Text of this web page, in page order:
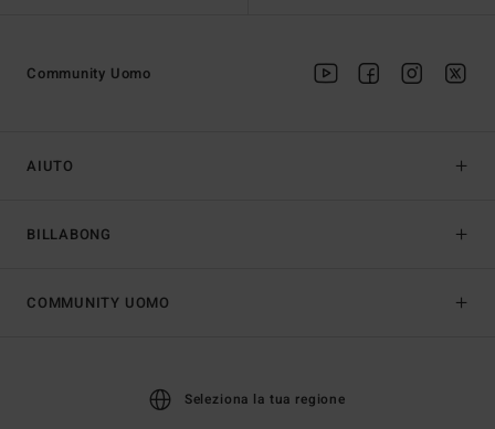
AIUTO
BILLABONG
Community Uomo
COMMUNITY UOMO
Seleziona la tua regione